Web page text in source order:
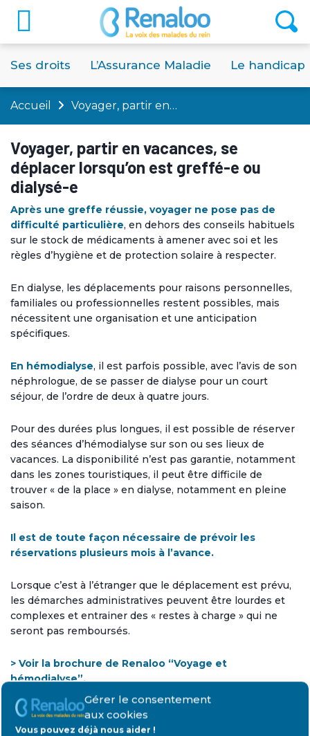
Gérer le consentement
aux cookies
Vous pouvez déjà nous aider !
Ses droits L’Assurance Maladie Le handicap
Accueil Voyager, partir en…
Voyager, partir en vacances, se
déplacer lorsqu’on est greffé-e ou
dialysé-e
Après une greffe réussie, voyager ne pose pas de
difficulté particulière, en dehors des conseils habituels
sur le stock de médicaments à amener avec soi et les
règles d’hygiène et de protection solaire à respecter.
En dialyse, les déplacements pour raisons personnelles,
familiales ou professionnelles restent possibles, mais
nécessitent une organisation et une anticipation
spécifiques.
En hémodialyse, il est parfois possible, avec l’avis de son
néphrologue, de se passer de dialyse pour un court
séjour, de l’ordre de deux à quatre jours.
Pour des durées plus longues, il est possible de réserver
des séances d’hémodialyse sur son ou ses lieux de
vacances. La disponibilité n’est pas garantie, notamment
dans les zones touristiques, il peut être difficile de
trouver « de la place » en dialyse, notamment en pleine
saison.
Il est de toute façon nécessaire de prévoir les
réservations plusieurs mois à l’avance.
Lorsque c’est à l’étranger que le déplacement est prévu,
les démarches administratives peuvent être lourdes et
complexes et entrainer des « restes à charge » qui ne
seront pas remboursés.
> Voir la brochure de Renaloo “Voyage et
hémodialyse”.
Les personnes en hémodialyse à domicile
plus souvent réaliser leurs séances de vacances en